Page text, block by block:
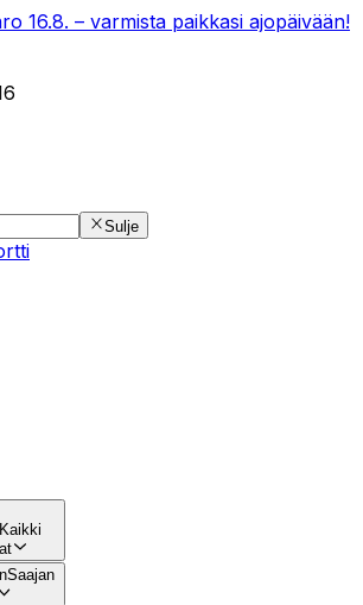
16.8. – varmista paikkasi ajopäivään!
Sulje
Kaikki
Saajan